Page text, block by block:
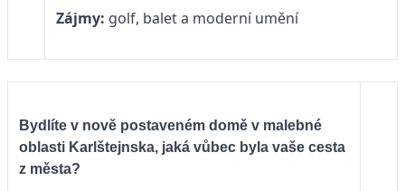
Zájmy: golf, balet a moderní umění
Bydlíte v nově postaveném domě v malebné
oblasti Karlštejnska, jaká vůbec byla vaše cesta
z města?